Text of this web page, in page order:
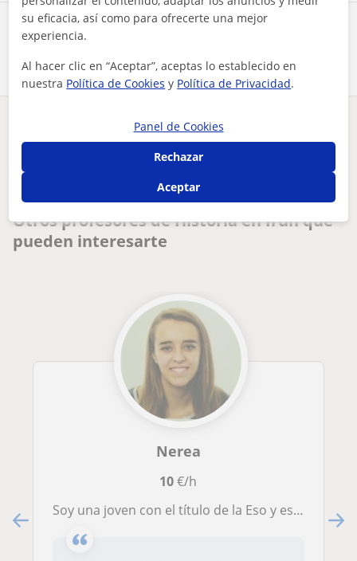
Comparte a este profesor
¿Hay algún error en este perfil?
Tus clases particulares
joven con ganas de trabajar y gusto por enseñar, que se adap...
Otros profesores de Historia en Irun que
pueden interesarte
Nerea
10€/h
Soy una joven con el título de la Eso y estaría interesada a ayudar a las personas que tengan dudas con las asignaturas
su eficacia, así como para ofrecerte una mejor
experiencia.
Al hacer clic en “Aceptar”, aceptas lo establecido en
nuestra Política de Cookies y Política de Privacidad.
Panel de Cookies
Rechazar
Aceptar